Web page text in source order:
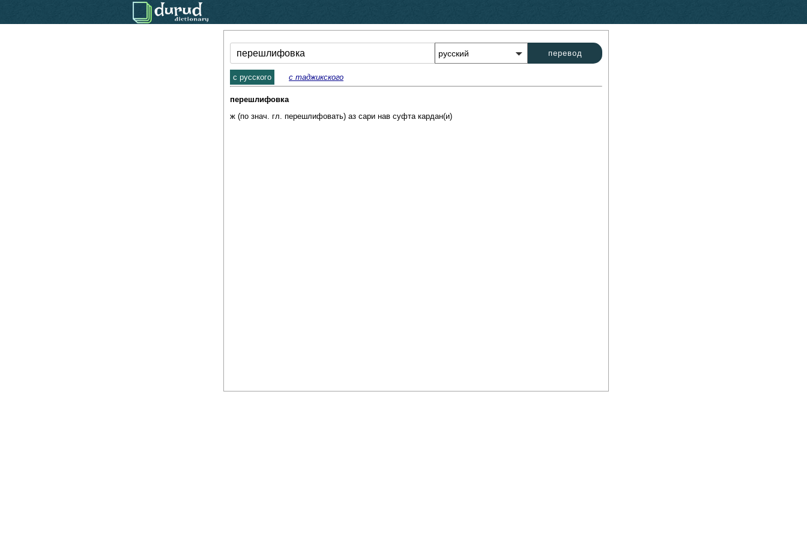
перевод
c русского с таджикского
перешлифовка
ж (по знач. гл. перешлифовать) аз сари нав суфта кардан(и)